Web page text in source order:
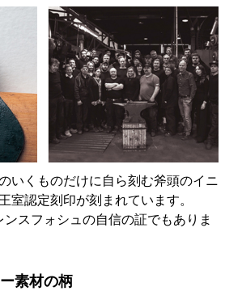
いくものだけに自ら刻む斧頭のイニ
室認定刻印が刻まれています。
スフォシュの自信の証でもありま
素材の柄